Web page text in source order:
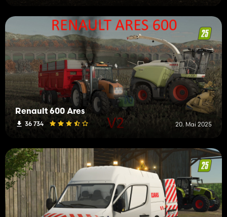
Renault 600 Ares
36 734 20. Mai 2025